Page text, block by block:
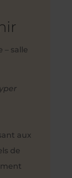
– salle
aux
de